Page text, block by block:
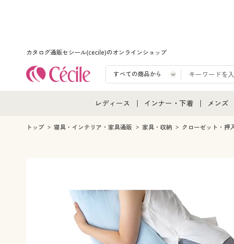
カタログ通販セシール(cecile)のオンラインショップ
レディース
レディース通販すべて
インナー・下着
インナー・下着通販すべて
ジュニア・ティーンズ下着
メンズ
メンズ
トップ 寝具・インテリア・家具通販 家具・収納 クローゼット・押